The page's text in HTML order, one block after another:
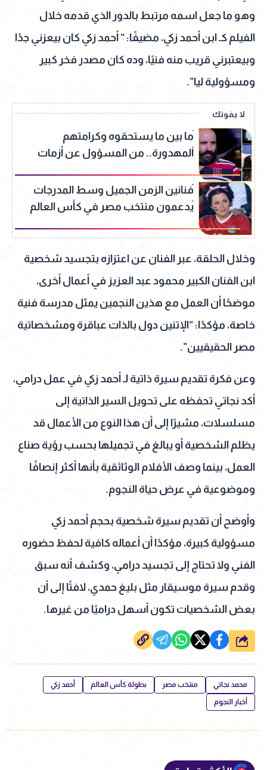
وهو ما جعل اسمه مرتبط بالدور الذي قدمه خلال
الفيلم كـ ابن أحمد زكي، مضيفًا: “ أحمد زكي كان بيعزني جدًا
وبيعتبرني قريب منه فنيًا، وده كان مصدر فخر كبير
ومسؤولية ليا”.
لا يفوتك
ما بين ما يستحقوه وكرامتهم
المهدورة.. من المسؤول عن أزمات
فنانين الزمن الجميل وسط المدرجات
يدعمون منتخب مصر في كأس العالم
وخلال الحلقة، عبر الفنان عن اعتزازه بتجسيد شخصية
ابن الفنان الكبير محمود عبد العزيز في أعمال أخرى،
موضحًا أن العمل مع هذين النجمين يمثل مدرسة فنية
خاصة، مؤكدًا: “الإتنين دول بالذات عباقرة ومشخصاتية
مصر الحقيقيين”.
وعن فكرة تقديم سيرة ذاتية لـ أحمد زكي في عمل درامي،
أكد نجاتي تحفظه على تحويل السير الذاتية إلى
مسلسلات، مشيرًا إلى أن هذا النوع من الأعمال قد
يظلم الشخصية أو يبالغ في تجميلها بحسب رؤية صناع
العمل، بينما وصف الأفلام الوثائقية بأنها أكثر إنصافًا
وموضوعية في عرض حياة النجوم.
وأوضح أن تقديم سيرة شخصية بحجم أحمد زكي
مسؤولية كبيرة، مؤكدًا أن أعماله كافية لحفظ حضوره
الفني ولا تحتاج إلى تجسيد درامي، وكشف أنه سبق
وقدم سيرة موسيقار مثل بليغ حمدي، لافتًا إلى أن
بعض الشخصيات تكون أسهل دراميًا من غيرها.
شارك
محمد نجاتي منتخب مصر بطولة كأس العالم أحمد زكي
أخبار النجوم